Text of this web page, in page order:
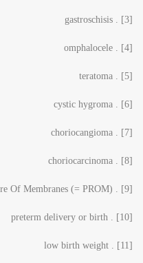
[3] . gastroschisis
[4] . omphalocele
[5] . teratoma
[6] . cystic hygroma
[7] . choriocangioma
[8] . choriocarcinoma
[9] . Preterm Rupture Of Membranes (= PROM)
[10] . preterm delivery or birth
[11] . low birth weight